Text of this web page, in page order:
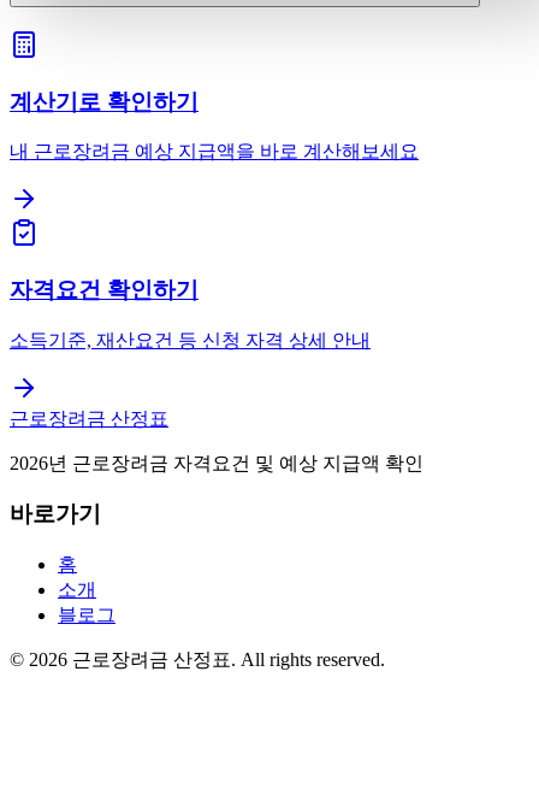
계산기로 확인하기
내 근로장려금 예상 지급액을 바로 계산해보세요
자격요건 확인하기
소득기준, 재산요건 등 신청 자격 상세 안내
근로장려금 산정표
2026년 근로장려금 자격요건 및 예상 지급액 확인
바로가기
홈
소개
블로그
© 2026 근로장려금 산정표. All rights reserved.